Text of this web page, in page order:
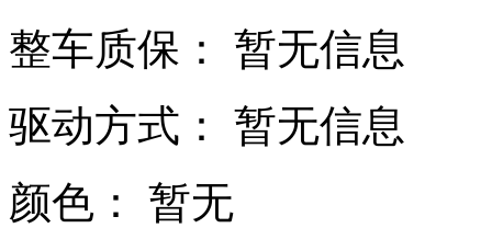
整车质保：
暂无信息
驱动方式：
暂无信息
颜色：
暂无